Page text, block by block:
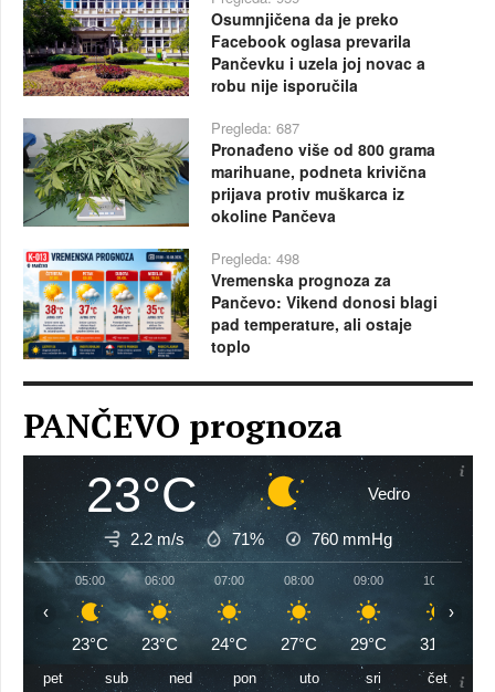
Osumnjičena da je preko
Facebook oglasa prevarila
Pančevku i uzela joj novac a
robu nije isporučila
Pregleda: 687
Pronađeno više od 800 grama
marihuane, podneta krivična
prijava protiv muškarca iz
okoline Pančeva
Pregleda: 498
Vremenska prognoza za
Pančevo: Vikend donosi blagi
pad temperature, ali ostaje
toplo
PANČEVO prognoza
23°C Vedro
2.2 m/s 71% 760 mmHg
05:00
23°C
06:00
23°C
07:00
24°C
08:00
27°C
09:00
29°C
10:00
31°C
‹ ›
pet sub ned pon uto sri čet